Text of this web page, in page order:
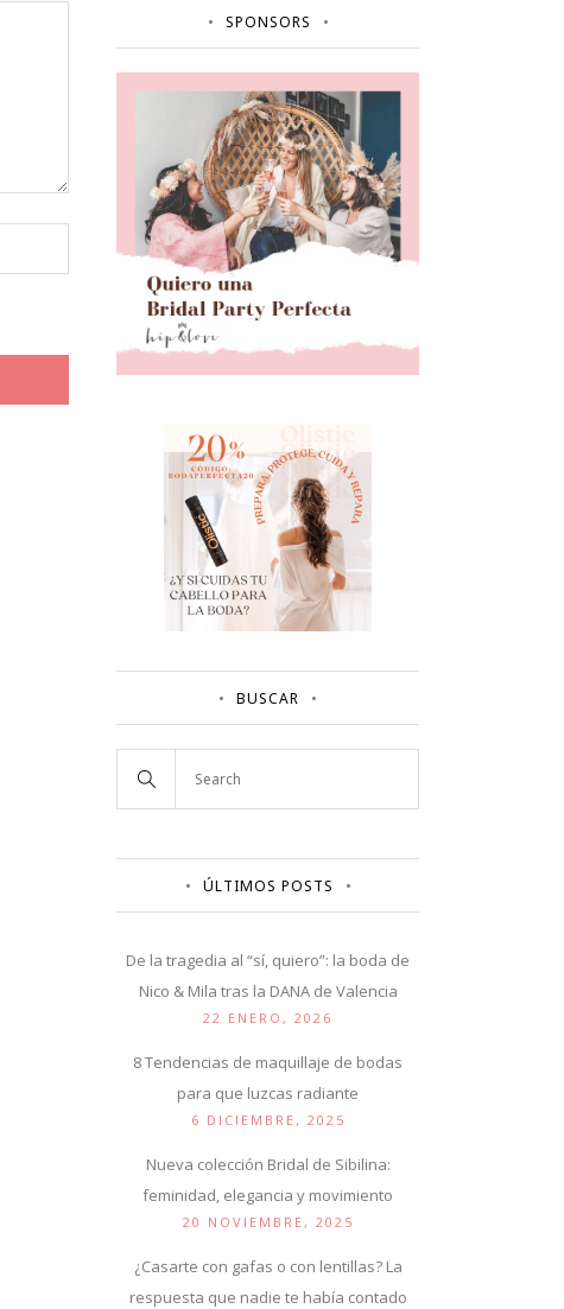
SPONSORS
BUSCAR
ÚLTIMOS POSTS
De la tragedia al “sí, quiero”: la boda de
Nico & Mila tras la DANA de Valencia
22 ENERO, 2026
8 Tendencias de maquillaje de bodas
para que luzcas radiante
6 DICIEMBRE, 2025
Nueva colección Bridal de Sibilina:
feminidad, elegancia y movimiento
20 NOVIEMBRE, 2025
¿Casarte con gafas o con lentillas? La
respuesta que nadie te había contado